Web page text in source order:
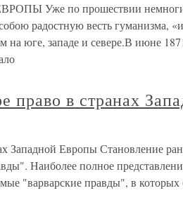
Уже по прошествии
радостную весть гуманизма,
на юге, западе и севере.В июне
право в странах
Западной Европы Становление
Наиболее полное
"варварские правды", в